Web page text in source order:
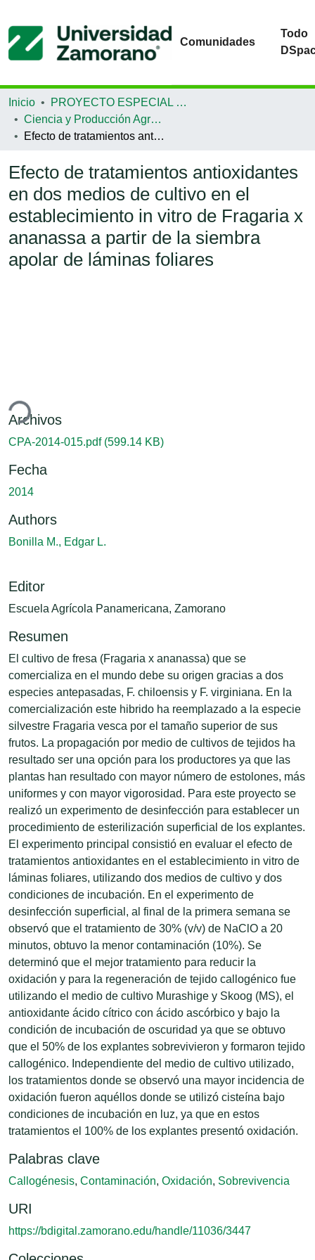
Comunidades
Todo
Inicio
PROYECTO ESPECIAL DE GRADUACIÓN
Ciencia y Producción Agropecuaria
Efecto de tratamientos antioxidantes en dos medios de cultivo en el establecimiento in vitro de Fragaria x ananassa a partir de la siembra apolar de láminas foliares
Efecto de tratamientos antioxidantes
en dos medios de cultivo en el
establecimiento in vitro de Fragaria x
ananassa a partir de la siembra
apolar de láminas foliares
Archivos
CPA-2014-015.pdf (599.14 KB)
Fecha
2014
Authors
Bonilla M., Edgar L.
Editor
Escuela Agrícola Panamericana, Zamorano
Resumen
El cultivo de fresa (Fragaria x ananassa) que se
comercializa en el mundo debe su origen gracias a dos
especies antepasadas, F. chiloensis y F. virginiana. En la
comercialización este hibrido ha reemplazado a la especie
silvestre Fragaria vesca por el tamaño superior de sus
frutos. La propagación por medio de cultivos de tejidos ha
resultado ser una opción para los productores ya que las
plantas han resultado con mayor número de estolones, más
uniformes y con mayor vigorosidad. Para este proyecto se
realizó un experimento de desinfección para establecer un
procedimiento de esterilización superficial de los explantes.
El experimento principal consistió en evaluar el efecto de
tratamientos antioxidantes en el establecimiento in vitro de
láminas foliares, utilizando dos medios de cultivo y dos
condiciones de incubación. En el experimento de
desinfección superficial, al final de la primera semana se
observó que el tratamiento de 30% (v/v) de NaClO a 20
minutos, obtuvo la menor contaminación (10%). Se
determinó que el mejor tratamiento para reducir la
oxidación y para la regeneración de tejido callogénico fue
utilizando el medio de cultivo Murashige y Skoog (MS), el
antioxidante ácido cítrico con ácido ascórbico y bajo la
condición de incubación de oscuridad ya que se obtuvo
que el 50% de los explantes sobrevivieron y formaron tejido
callogénico. Independiente del medio de cultivo utilizado,
los tratamientos donde se observó una mayor incidencia de
oxidación fueron aquéllos donde se utilizó cisteína bajo
condiciones de incubación en luz, ya que en estos
tratamientos el 100% de los explantes presentó oxidación.
Palabras clave
Callogénesis, Contaminación, Oxidación, Sobrevivencia
URI
https://bdigital.zamorano.edu/handle/11036/3447